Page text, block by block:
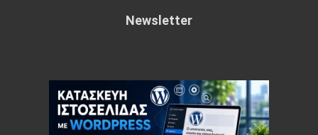
Newsletter